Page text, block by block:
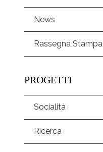
News
Rassegna Stampa
PROGETTI
Socialità
Ricerca